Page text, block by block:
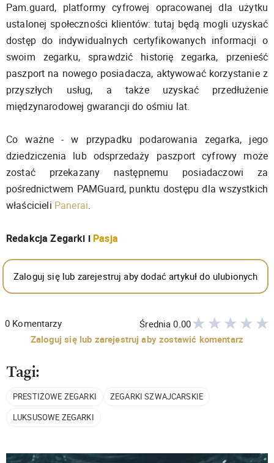
Pam.guard, platformy cyfrowej opracowanej dla użytku
ustalonej społeczności klientów: tutaj będą mogli uzyskać
dostęp do indywidualnych certyfikowanych informacji o
swoim zegarku, sprawdzić historię zegarka, przenieść
paszport na nowego posiadacza, aktywować korzystanie z
przyszłych usług, a także uzyskać przedłużenie
międzynarodowej gwarancji do ośmiu lat.
Co ważne - w przypadku podarowania zegarka, jego
dziedziczenia lub odsprzedaży paszport cyfrowy może
zostać przekazany następnemu posiadaczowi za
pośrednictwem PAMGuard, punktu dostępu dla wszystkich
właścicieli Panerai.
Redakcja Zegarki i Pasja
Zaloguj się lub zarejestruj aby dodać artykuł do ulubionych
0 Komentarzy Średnia0.00
Zaloguj się lub zarejestruj aby zostawić komentarz
Tagi:
PRESTIŻOWE ZEGARKI
ZEGARKI SZWAJCARSKIE
LUKSUSOWE ZEGARKI